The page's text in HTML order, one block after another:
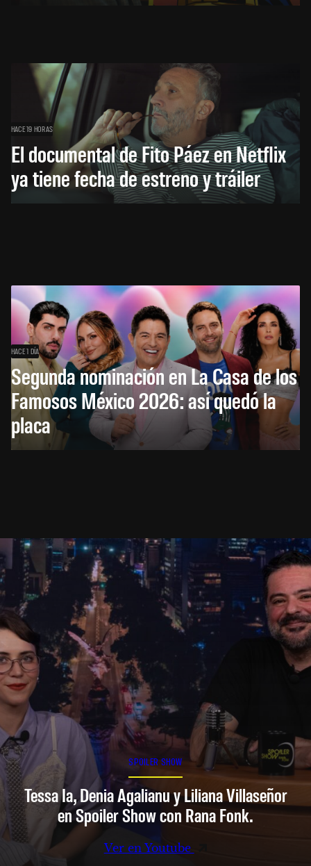
HACE 19 HORAS
El documental de Fito Páez en Netflix
ya tiene fecha de estreno y tráiler
HACE 1 DÍA
Segunda nominación en La Casa de los
Famosos México 2026: así quedó la
placa
SPOILER SHOW
Tessa Ia, Denia Agalianu y Liliana Villaseñor
en Spoiler Show con Rana Fonk.
Ver en Youtube